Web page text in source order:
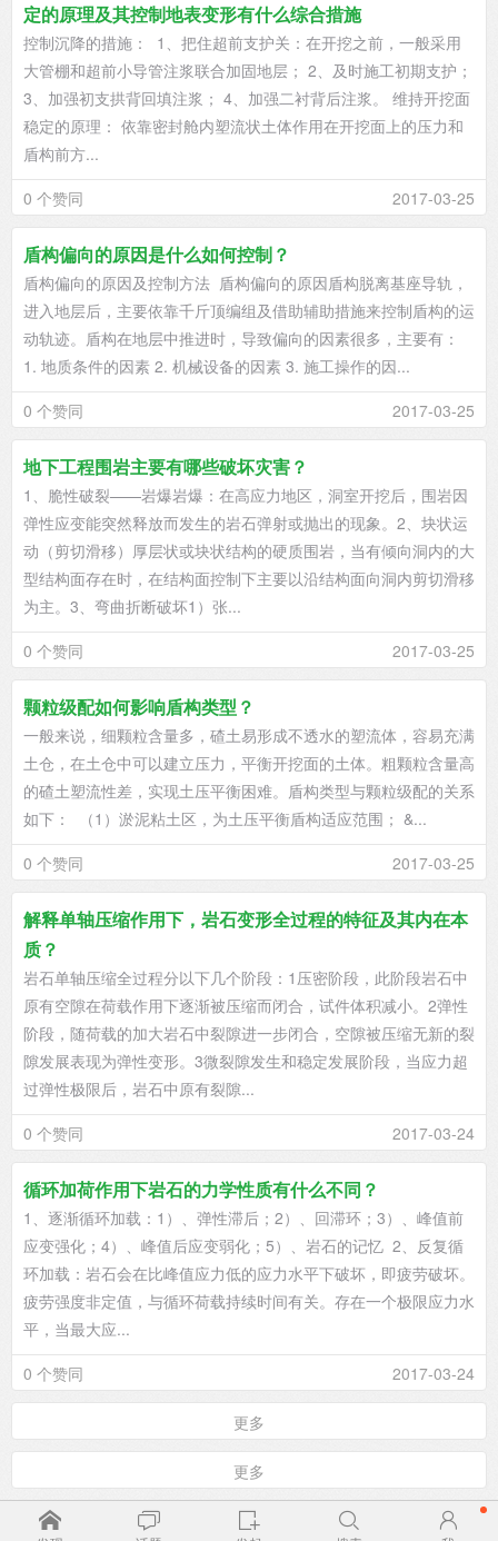
定的原理及其控制地表变形有什么综合措施
控制沉降的措施： 1、把住超前支护关：在开挖之前，一般采用
大管棚和超前小导管注浆联合加固地层； 2、及时施工初期支护；
3、加强初支拱背回填注浆； 4、加强二衬背后注浆。 维持开挖面
稳定的原理： 依靠密封舱内塑流状土体作用在开挖面上的压力和
盾构前方...
0 个赞同
2017-03-25
盾构偏向的原因是什么如何控制？
盾构偏向的原因及控制方法 盾构偏向的原因盾构脱离基座导轨，
进入地层后，主要依靠千斤顶编组及借助辅助措施来控制盾构的运
动轨迹。盾构在地层中推进时，导致偏向的因素很多，主要有：
1. 地质条件的因素 2. 机械设备的因素 3. 施工操作的因...
0 个赞同
2017-03-25
地下工程围岩主要有哪些破坏灾害？
1、脆性破裂——岩爆岩爆：在高应力地区，洞室开挖后，围岩因
弹性应变能突然释放而发生的岩石弹射或抛出的现象。2、块状运
动（剪切滑移）厚层状或块状结构的硬质围岩，当有倾向洞内的大
型结构面存在时，在结构面控制下主要以沿结构面向洞内剪切滑移
为主。3、弯曲折断破坏1）张...
0 个赞同
2017-03-25
颗粒级配如何影响盾构类型？
一般来说，细颗粒含量多，碴土易形成不透水的塑流体，容易充满
土仓，在土仓中可以建立压力，平衡开挖面的土体。粗颗粒含量高
的碴土塑流性差，实现土压平衡困难。盾构类型与颗粒级配的关系
如下： （1）淤泥粘土区，为土压平衡盾构适应范围； &...
0 个赞同
2017-03-25
解释单轴压缩作用下，岩石变形全过程的特征及其内在本
质？
岩石单轴压缩全过程分以下几个阶段：1压密阶段，此阶段岩石中
原有空隙在荷载作用下逐渐被压缩而闭合，试件体积减小。2弹性
阶段，随荷载的加大岩石中裂隙进一步闭合，空隙被压缩无新的裂
隙发展表现为弹性变形。3微裂隙发生和稳定发展阶段，当应力超
过弹性极限后，岩石中原有裂隙...
0 个赞同
2017-03-24
循环加荷作用下岩石的力学性质有什么不同？
1、逐渐循环加载：1）、弹性滞后；2）、回滞环；3）、峰值前
应变强化；4）、峰值后应变弱化；5）、岩石的记忆 2、反复循
环加载：岩石会在比峰值应力低的应力水平下破坏，即疲劳破坏。
疲劳强度非定值，与循环荷载持续时间有关。存在一个极限应力水
平，当最大应...
0 个赞同
2017-03-24
更多
更多